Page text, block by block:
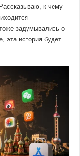
к чему
задумывались о
, эта история будет